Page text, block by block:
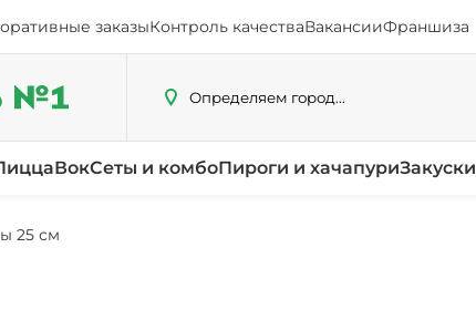
заказыКонтроль качестваВакансииФраншиза
Определяем город...
ВокСеты и комбоПироги и хачапуриЗакуски
25 см